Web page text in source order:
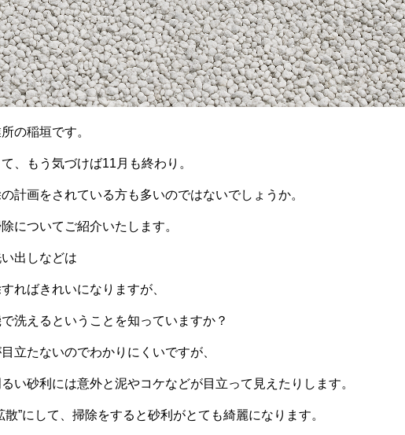
の稲垣です。
、もう気づけば11月も終わり。
計画をされている方も多いのではないでしょうか。
についてご紹介いたします。
出しなどは
ればきれいになりますが、
洗えるということを知っていますか？
立たないのでわかりにくいですが、
い砂利には意外と泥やコケなどが目立って見えたりします。
”にして、掃除をすると砂利がとても綺麗になります。